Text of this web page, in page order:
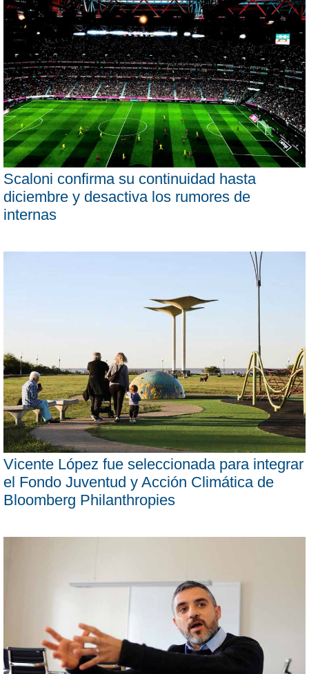
Scaloni confirma su continuidad hasta
diciembre y desactiva los rumores de
internas
Vicente López fue seleccionada para integrar
el Fondo Juventud y Acción Climática de
Bloomberg Philanthropies